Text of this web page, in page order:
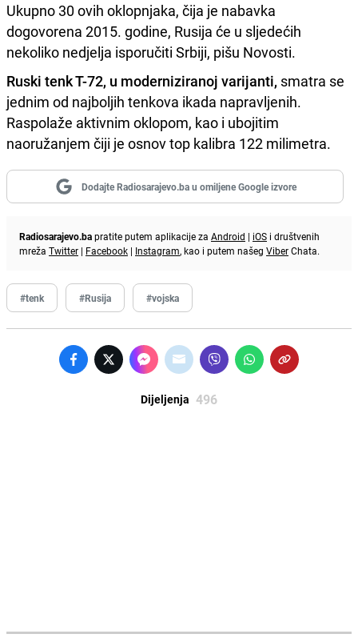
Ukupno 30 ovih oklopnjaka, čija je nabavka
dogovorena 2015. godine, Rusija će u sljedećih
nekoliko nedjelja isporučiti Srbiji, pišu Novosti.
Ruski tenk T-72, u moderniziranoj varijanti, smatra se
jednim od najboljih tenkova ikada napravljenih.
Raspolaže aktivnim oklopom, kao i ubojitim
naoružanjem čiji je osnov top kalibra 122 milimetra.
Dodajte Radiosarajevo.ba u omiljene Google izvore
Radiosarajevo.bapratite putem aplikacije za Android | iOS i društvenih
mreža Twitter | Facebook | Instagram, kao i putem našeg ViberChata.
#tenk #Rusija #vojska
Dijeljenja 496